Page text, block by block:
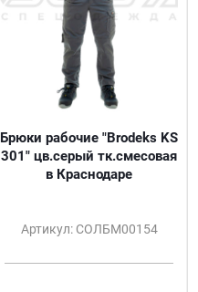
Брюки рабочие "Brodeks KS
301" цв.серый тк.смесовая
в Краснодаре
Артикул: СОЛБМ00154